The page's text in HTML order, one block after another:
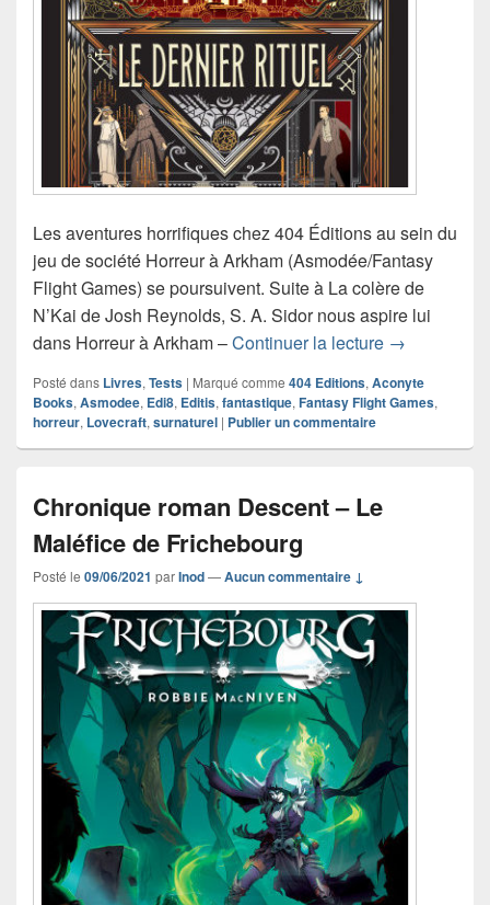
Les aventures horrifiques chez 404 Éditions au sein du
jeu de société Horreur à Arkham (Asmodée/Fantasy
Flight Games) se poursuivent. Suite à La colère de
N’Kai de Josh Reynolds, S. A. Sidor nous aspire lui
dans Horreur à Arkham –Continuer la lecture Chronique
→
Posté dans Livres, Tests | Marqué comme 404 Editions, Aconyte
Books, Asmodee, Edi8, Editis, fantastique, Fantasy Flight Games,
horreur, Lovecraft, surnaturel | Publier un commentaire
Chronique roman Descent – Le
Maléfice de Frichebourg
Posté le 09/06/2021 parInod—Aucun commentaire ↓